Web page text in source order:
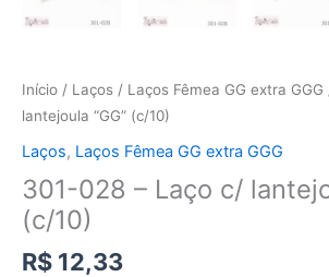
Início / Laços / Laços Fêmea GG extra GGG
lantejoula “GG” (c/10)
Laços, Laços Fêmea GG extra GGG
301-028 – Laço c/
(c/10)
R$ 12,33